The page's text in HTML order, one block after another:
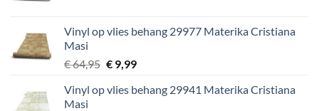
€ 29,95.€ 5,99.
Vinyl op vlies behang 29977 Materika Cristiana
Masi
€64,95 Oorspronkelijke
was:
€9,99Huidige
is:
Vinyl op vlies behang 29941 Materika Cristiana
Masi